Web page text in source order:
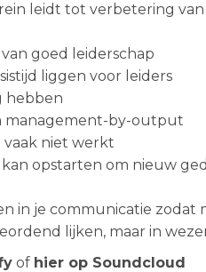
leidt tot verbetering
goed leiderschap
liggen voor leiders
hebben
management-by-output
niet werkt
opstarten om nieuw
in je communicatie zodat
lijken, maar in
of hier op Soundcloud